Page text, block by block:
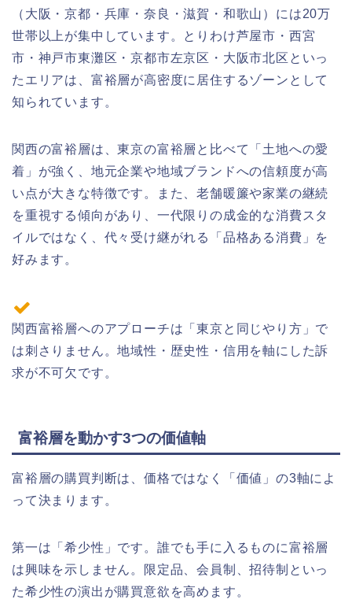
（大阪・京都・兵庫・奈良・滋賀・和歌山）には20万
世帯以上が集中しています。とりわけ芦屋市・西宮
市・神戸市東灘区・京都市左京区・大阪市北区といっ
たエリアは、富裕層が高密度に居住するゾーンとして
知られています。
関西の富裕層は、東京の富裕層と比べて「土地への愛
着」が強く、地元企業や地域ブランドへの信頼度が高
い点が大きな特徴です。また、老舗暖簾や家業の継続
を重視する傾向があり、一代限りの成金的な消費スタ
イルではなく、代々受け継がれる「品格ある消費」を
好みます。
関西富裕層へのアプローチは「東京と同じやり方」で
は刺さりません。地域性・歴史性・信用を軸にした訴
求が不可欠です。
富裕層を動かす3つの価値軸
富裕層の購買判断は、価格ではなく「価値」の3軸によ
って決まります。
第一は「希少性」です。誰でも手に入るものに富裕層
は興味を示しません。限定品、会員制、招待制といっ
た希少性の演出が購買意欲を高めます。